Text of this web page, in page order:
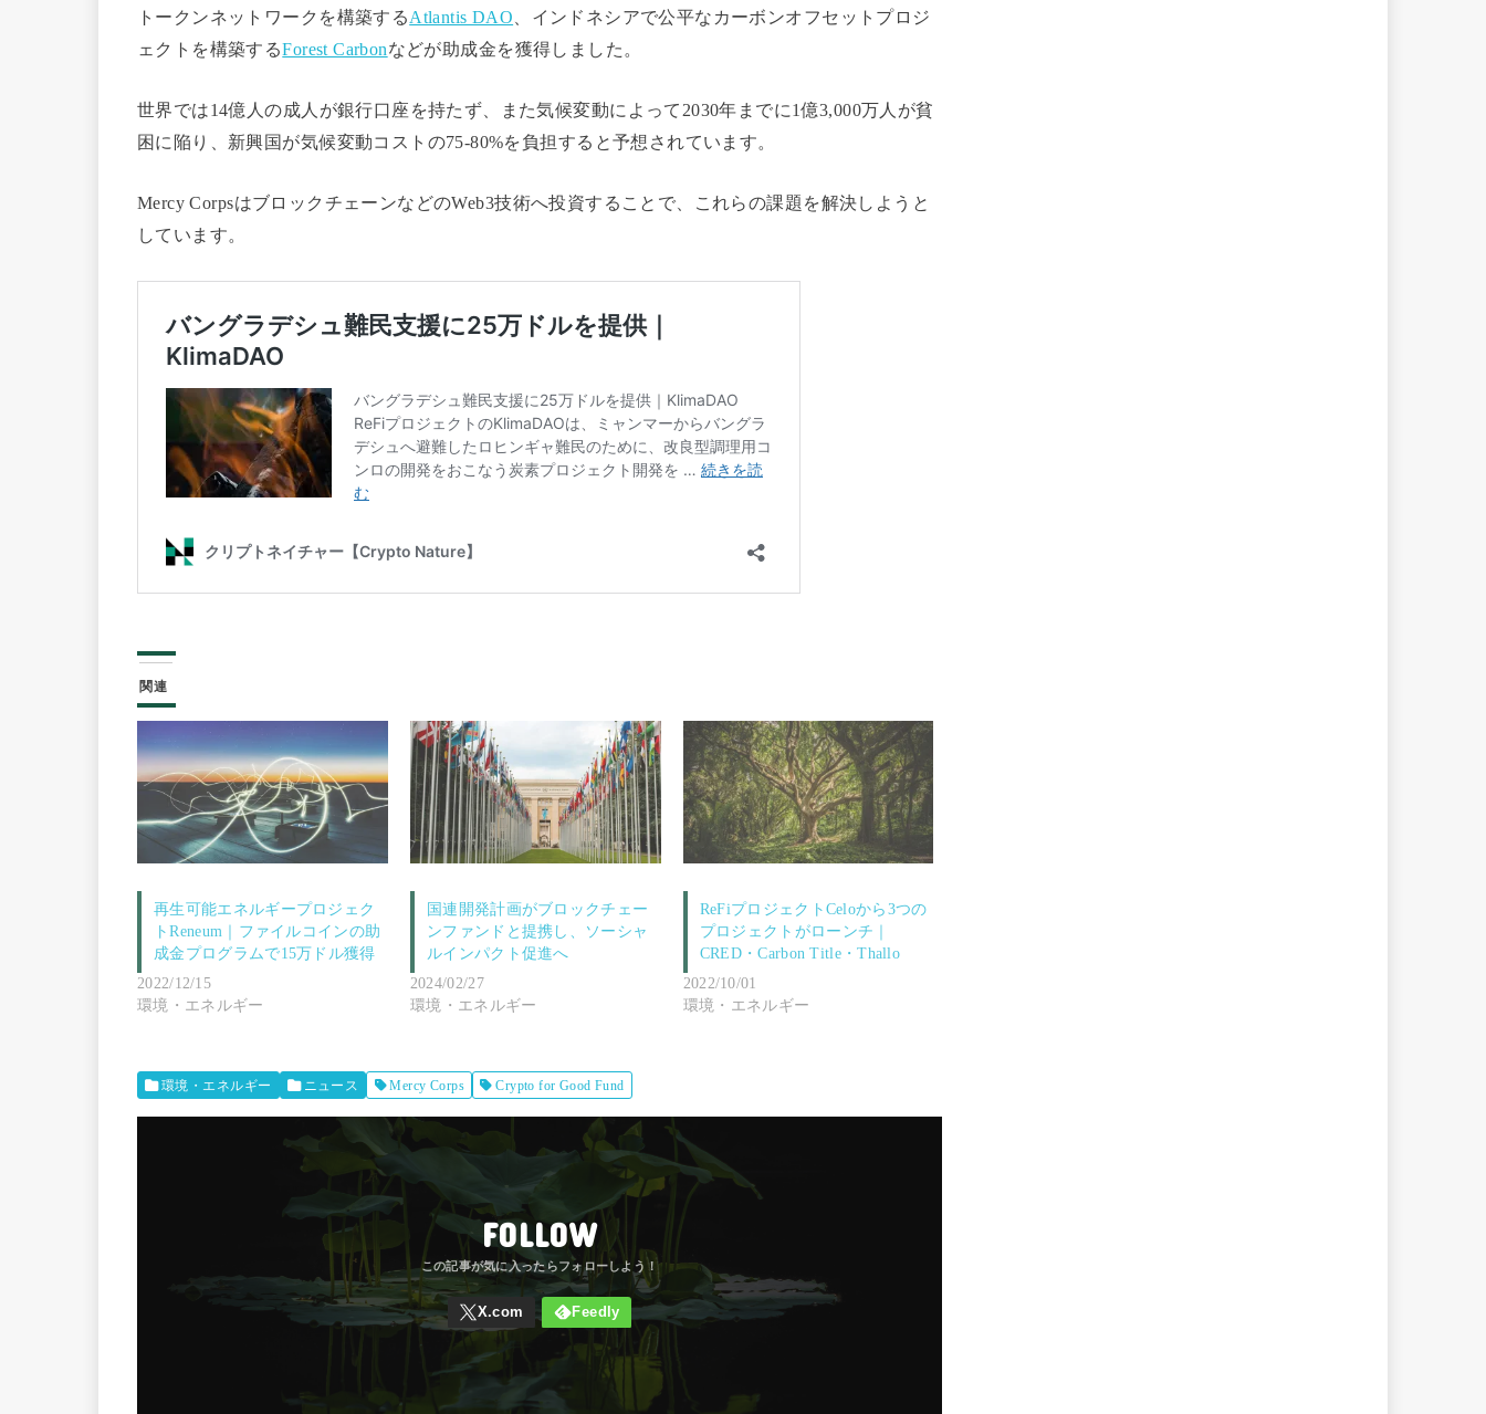
トークンネットワークを構築するAtlantis DAO 、インドネシアで公平なカーボンオフセットプロジ
ェクトを構築するForest Carbonなどが助成金を獲得しました。
世界では14億人の成人が銀行口座を持たず、また気候変動によって2030年までに1億3,000万人が貧
困に陥り、新興国が気候変動コストの75-80%を負担すると予想されています。
Mercy CorpsはブロックチェーンなどのWeb3技術へ投資することで、これらの課題を解決しようと
しています。
関連
再生可能エネルギープロジェク
トReneum｜ファイルコインの助
成金プログラムで15万ドル獲得
2022/12/15
環境・エネルギー
国連開発計画がブロックチェー
ンファンドと提携し、ソーシャ
ルインパクト促進へ
2024/02/27
環境・エネルギー
ReFiプロジェクトCeloから3つの
プロジェクトがローンチ｜
CRED・Carbon Title・Thallo
2022/10/01
環境・エネルギー
環境・エネルギー ニュース Mercy Corps Crypto for Good Fund
FOLLOW